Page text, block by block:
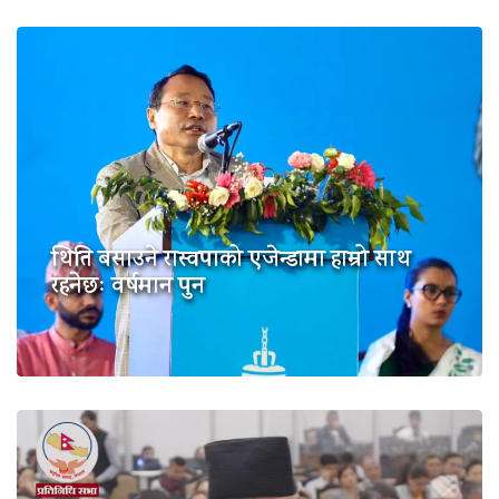
थिति बसाउने रास्वपाको एजेन्डामा हाम्रो साथ
रहनेछः वर्षमान पुन